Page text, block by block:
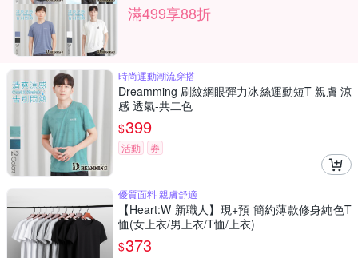
滿499享88折
時尚運動潮流穿搭
Dreamming 刷紋網眼彈力冰絲運動短T 親膚 涼
感 透氣-共二色
$399
活動 券
優質面料 親膚舒適
【Heart:W 新職人】現+預 簡約薄款修身純色T
恤(女上衣/男上衣/T恤/上衣)
$373